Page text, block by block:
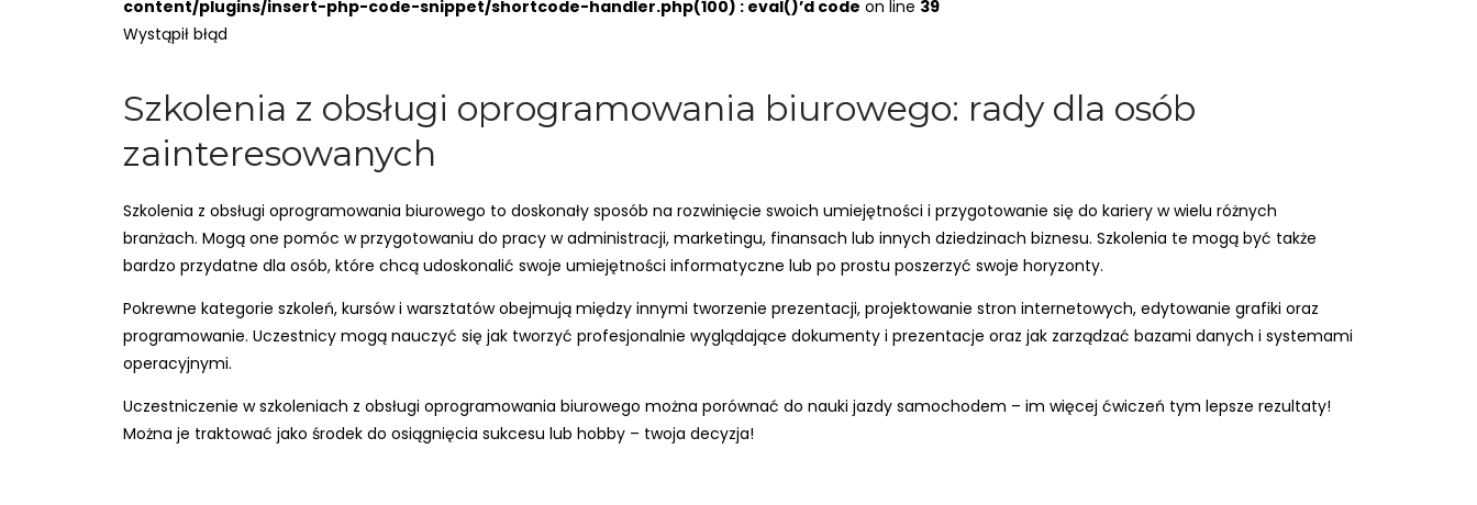
content/plugins/insert-php-code-snippet/shortcode-handler.php(100) : eval()’d code on line 39
Wystąpił błąd
Szkolenia z obsługi oprogramowania biurowego: rady dla osób
zainteresowanych
Szkolenia z obsługi oprogramowania biurowego to doskonały sposób na rozwinięcie swoich umiejętności i przygotowanie się do kariery w wielu różnych
branżach. Mogą one pomóc w przygotowaniu do pracy w administracji, marketingu, finansach lub innych dziedzinach biznesu. Szkolenia te mogą być także
bardzo przydatne dla osób, które chcą udoskonalić swoje umiejętności informatyczne lub po prostu poszerzyć swoje horyzonty.
Pokrewne kategorie szkoleń, kursów i warsztatów obejmują między innymi tworzenie prezentacji, projektowanie stron internetowych, edytowanie grafiki oraz
programowanie. Uczestnicy mogą nauczyć się jak tworzyć profesjonalnie wyglądające dokumenty i prezentacje oraz jak zarządzać bazami danych i systemami
operacyjnymi.
Uczestniczenie w szkoleniach z obsługi oprogramowania biurowego można porównać do nauki jazdy samochodem – im więcej ćwiczeń tym lepsze rezultaty!
Można je traktować jako środek do osiągnięcia sukcesu lub hobby – twoja decyzja!